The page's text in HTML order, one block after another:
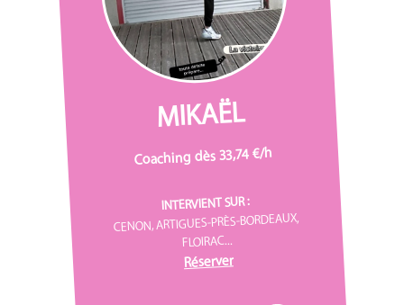
MIKAËL
Coaching dès 33,74 €/h
INTERVIENT SUR :
CENON, ARTIGUES-PRÈS-BORDEAUX,
FLOIRAC...
Réserver